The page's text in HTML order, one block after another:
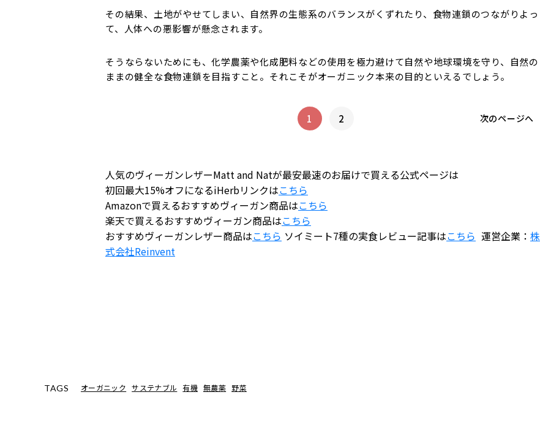
その結果、土地がやせてしまい、自然界の生態系のバランスがくずれたり、食物連鎖のつながりよっ
て、人体への悪影響が懸念されます。
そうならないためにも、化学農薬や化成肥料などの使用を極力避けて自然や地球環境を守り、自然の
ままの健全な食物連鎖を目指すこと。それこそがオーガニック本来の目的といえるでしょう。
1 2 次のページへ
人気のヴィーガンレザーMatt and Natが最安最速のお届けで買える公式ページは
初回最大15%オフになるiHerbリンクはこちら
Amazonで買えるおすすめヴィーガン商品はこちら
楽天で買えるおすすめヴィーガン商品はこちら
おすすめヴィーガンレザー商品はこちら ソイミート7種の実食レビュー記事はこちら 運営企業： 株
式会社Reinvent
TAGS オーガニック サステナブル 有機 無農薬 野菜